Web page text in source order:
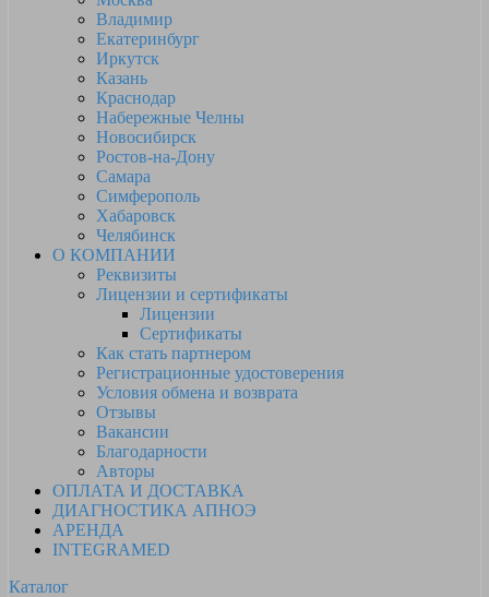
Владимир
Екатеринбург
Иркутск
Казань
Краснодар
Набережные Челны
Новосибирск
Ростов-на-Дону
Самара
Симферополь
Хабаровск
Челябинск
О КОМПАНИИ
Реквизиты
Лицензии и сертификаты
Лицензии
Сертификаты
Как стать партнером
Регистрационные удостоверения
Условия обмена и возврата
Отзывы
Вакансии
Благодарности
Авторы
ОПЛАТА И ДОСТАВКА
ДИАГНОСТИКА АПНОЭ
АРЕНДА
INTEGRAMED
Каталог